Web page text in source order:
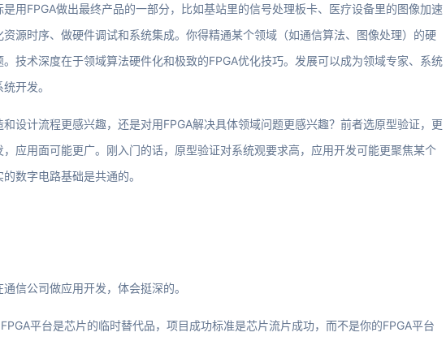
用FPGA做出最终产品的一部分，比如基站里的信号处理板卡、医疗设备里的图像加速
源时序、做硬件调试和系统集成。你得精通某个领域（如通信算法、图像处理）的硬
技术深度在于领域算法硬件化和极致的FPGA优化技巧。发展可以成为领域专家、系统
开发。
设计流程更感兴趣，还是对用FPGA解决具体领域问题更感兴趣？前者选原型验证，更
应用面可能更广。刚入门的话，原型验证对系统观要求高，应用开发可能更聚焦某个
数字电路基础是共通的。
信公司做应用开发，体会挺深的。
平台是芯片的临时替代品，项目成功标准是芯片流片成功，而不是你的FPGA平台